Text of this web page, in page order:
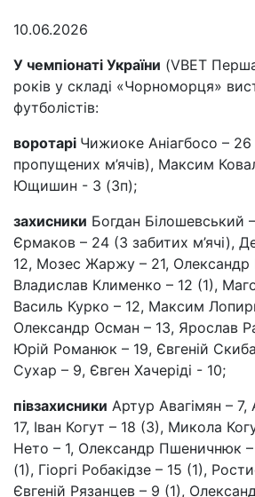
10.06.2026
У чемпіонаті України (VBET
років у складі «Чорноморця»
футболістів:
воротарі Чижиоке Аніагбосо – 26
пропущених м’ячів), Максим
Ющишин - 3 (3п);
захисники Богдан Білошевський –
Єрмаков – 24 (3 забитих м’ячі),
12, Мозес Жаржу – 21, Олександр
Владислав Клименко – 12 (1),
Василь Курко – 12, Максим
Олександр Осман – 13, Ярослав
Юрій Романюк – 19, Євгеній
Сухар – 9, Євген Хачеріді - 10;
півзахисники Артур Авагімян –
17, Іван Когут – 18 (3), Микола
Нето – 1, Олександр Пшеничнюк
(1), Гіоргі Робакідзе – 15 (1),
Євгеній Рязанцев – 9 (1),